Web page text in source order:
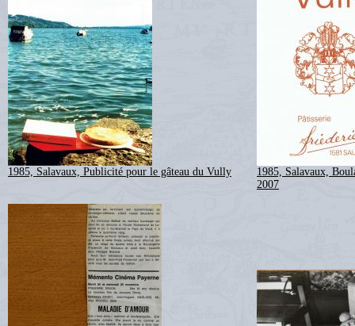
1985, Salavaux, Publicité pour le gâteau du Vully
1985, Salavaux,
2007